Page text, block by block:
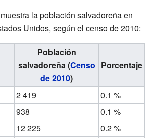
la población salvadoreña en
Unidos, según el censo de 2010:
Población
salvadoreña (Censo
de 2010)
Porcentaje
2 419
0.1 %
938
0.1 %
12 225
0.2 %